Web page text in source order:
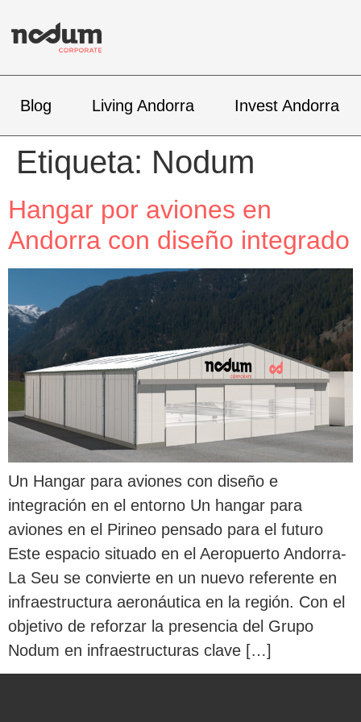
Blog Living Andorra Invest Andorra
Etiqueta: Nodum
Hangar por aviones en
Andorra con diseño integrado
Un Hangar para aviones con diseño e
integración en el entorno Un hangar para
aviones en el Pirineo pensado para el futuro
Este espacio situado en el Aeropuerto Andorra-
La Seu se convierte en un nuevo referente en
infraestructura aeronáutica en la región. Con el
objetivo de reforzar la presencia del Grupo
Nodum en infraestructuras clave […]